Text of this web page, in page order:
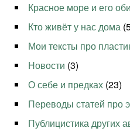
Красное море и его
Кто живёт у нас дома
Мои тексты про
Новости (3)
О себе и предках (23)
Переводы статей про
Публицистика других